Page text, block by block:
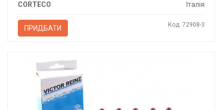
CORTECO
Італія
ПРИДБАТИ Код: 72908-3